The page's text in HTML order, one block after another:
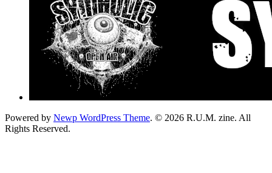
Powered by Newp WordPress Theme. © 2026 R.U.M. zine. All
Rights Reserved.